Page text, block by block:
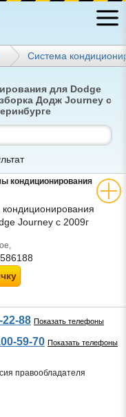
Система
для Dodge
Додж Journey с
кондиционирования
Journey с 2009г
586188
22-88 Показать телефоны
59-70 Показать телефоны
правообладателя